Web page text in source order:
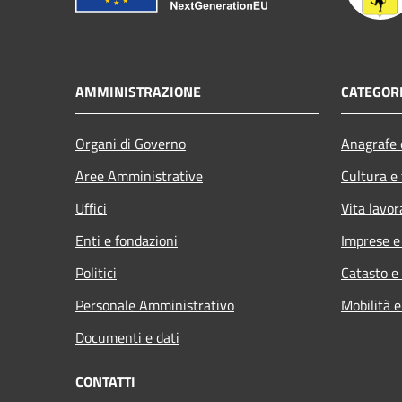
AMMINISTRAZIONE
Organi di Governo
Aree Amministrative
Uffici
Enti e fondazioni
Politici
Personale Amministrativo
Documenti e dati
Cultura
Vita
Imprese
Catasto
Mobilità
CONTATTI